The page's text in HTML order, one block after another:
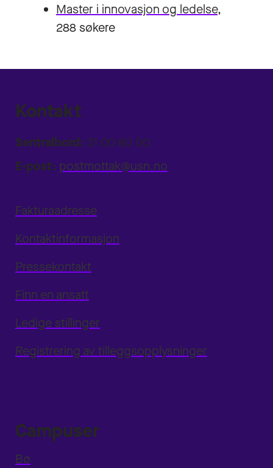
Master i innovasjon og ledelse,
288 søkere
Kontakt
Sentralbord: 31 00 80 00
E-post: postmottak@usn.no
Fakturaadresse
Kontaktinformasjon
Pressekontakt
Finn en ansatt
Ledige stillinger
Registrering av tilleggsopplysninger
Campuser
Bø